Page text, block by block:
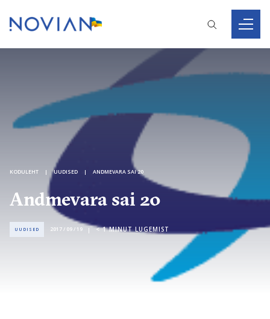
KODULEHT UUDISED ANDMEVARA SAI 20
Andmevara sai 20
UUDISED 2017 / 09 / 19 < 1 MINUT LUGEMIST